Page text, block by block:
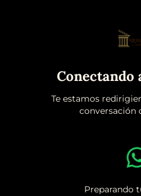
Conectando
Te estamos
conversación
Preparando